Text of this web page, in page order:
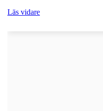
Läs vidare